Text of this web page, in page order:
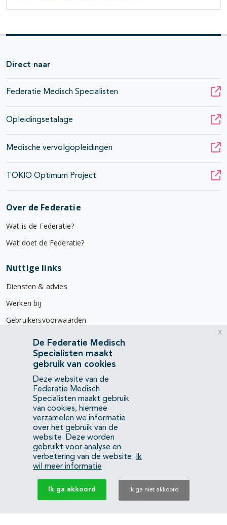
Direct naar
Federatie Medisch Specialisten
Opleidingsetalage
Medische vervolgopleidingen
TOKIO Optimum Project
Over de Federatie
Wat is de Federatie?
Wat doet de Federatie?
Nuttige links
Diensten & advies
Werken bij
Gebruikersvoorwaarden
Privacyverklaring
Contact
Mercatorlaan 1200
3528 BL Utrecht
(088) 505 34 34
info@richtlijnendatabase.nl
YouTubeLinkedIn
KvK Federatie Medisch Specialisten:40483480
Privacyverklaring
De Federatie Medisch
Specialisten maakt
gebruik van cookies
Deze website van de
Federatie Medisch
Specialisten maakt gebruik
van cookies, hiermee
verzamelen we informatie
over het gebruik van de
website. Deze worden
gebruikt voor analyse en
verbetering van de website.
Ik
wil meer informatie
Ik ga akkoord Ik ga niet akkoord
x